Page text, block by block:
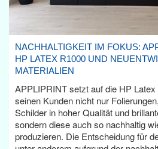
NACHHALTIGKEIT IM FOKUS:
HP LATEX R1000 UND
MATERIALIEN
APPLIPRINT setzt auf die HP
seinen Kunden nicht nur
Schilder in hoher Qualität und
sondern diese auch so nachhaltig
produzieren. Die Entscheidung für